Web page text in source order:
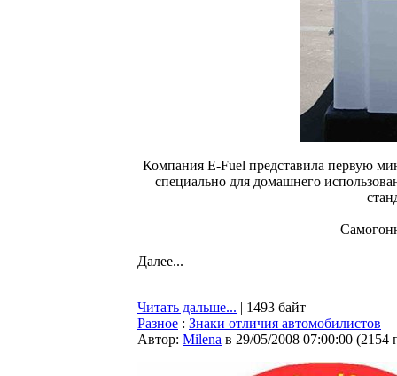
Компания E-Fuel представила первую
специально для домашнего
Далее...
Читать дальше... | 1493 байт
Разное : Знаки отличия автомобилистов
Автор: Milena в 29/05/2008 07:00:00 (2154